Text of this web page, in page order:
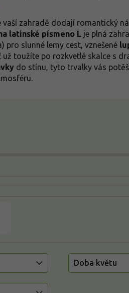
vaší zahradě dodají romantický
latinské písmeno L je plná
pro slunné lemy cest, vznešené
už toužíte po rozkvetlé skalce s
do stínu, tyto trvalky vás
Doba květu